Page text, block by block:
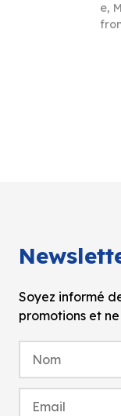
e,
Soyez informé
promotions et